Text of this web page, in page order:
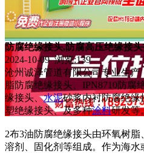
防腐绝缘接头,防腐高压绝缘接
2024-10-09 浏览:139
沧州诚泽管道有限公司专业生产
脂防腐绝缘接头、IPN8710防腐
缘接头、水泥砂浆内衬防腐绝缘
塑绝缘接头、及多种涂料研发等
2布3油防腐绝缘接头由环氧树脂
溶剂、固化剂等组成。作为海水